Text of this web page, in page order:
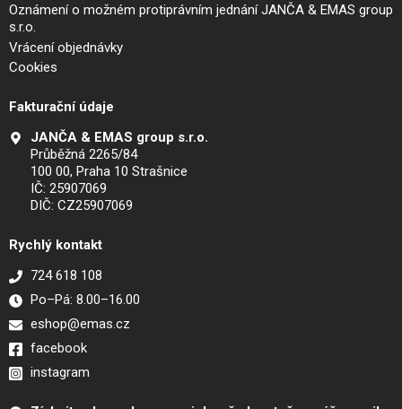
Oznámení o možném protiprávním jednání JANČA & EMAS group
s.r.o.
Vrácení objednávky
Cookies
Fakturační údaje
JANČA & EMAS group s.r.o.
Průběžná 2265/84
100 00, Praha 10 Strašnice
IČ: 25907069
DIČ: CZ25907069
Rychlý kontakt
724 618 108
Po–Pá: 8.00–16.00
eshop@emas.cz
facebook
instagram